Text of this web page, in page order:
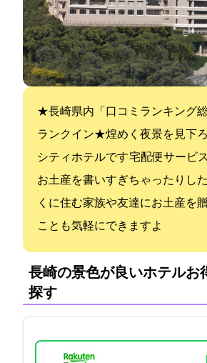
★長崎県内「口コミランキング
ランクイン★煌めく夜景を見下
シティホテルです 宅配便サービ
お土産を書いすぎちゃったりし
くに住む家族や友達にお土産を
ことも気軽にできますよ
長崎の景色が良いホテル:お
探す